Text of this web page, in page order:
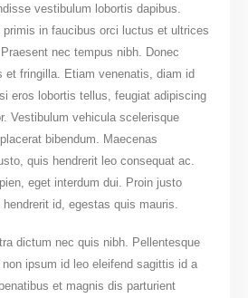
vestibulum lobortis dapibus.
in faucibus orci luctus et ultrices
nec tempus nibh. Donec
et fringilla. Etiam venenatis, diam id
eros lobortis tellus, feugiat adipiscing
Vestibulum vehicula scelerisque
bibendum. Maecenas
quis hendrerit leo consequat ac.
eget interdum dui. Proin justo
id, egestas quis mauris.
dictum nec quis nibh. Pellentesque
ipsum id leo eleifend sagittis id a
et magnis dis parturient